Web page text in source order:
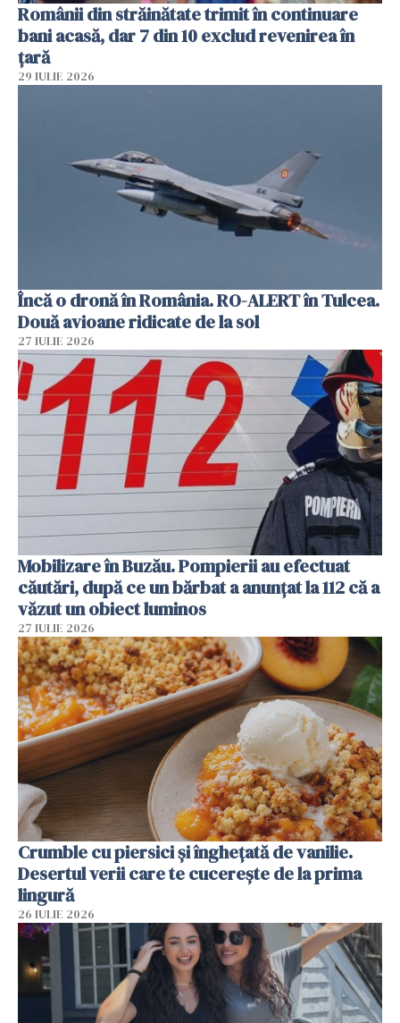
Românii din străinătate trimit în continuare
bani acasă, dar 7 din 10 exclud revenirea în
țară
29 IULIE 2026
Încă o dronă în România. RO-ALERT în Tulcea.
Două avioane ridicate de la sol
27 IULIE 2026
Mobilizare în Buzău. Pompierii au efectuat
căutări, după ce un bărbat a anunțat la 112 că a
văzut un obiect luminos
27 IULIE 2026
Crumble cu piersici și înghețată de vanilie.
Desertul verii care te cucerește de la prima
lingură
26 IULIE 2026